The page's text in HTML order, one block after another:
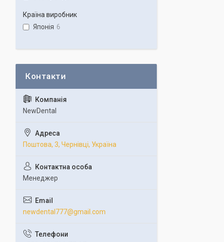
Країна виробник
Японія 6
NewDental
Поштова, 3, Чернівці, Україна
Менеджер
newdental777@gmail.com